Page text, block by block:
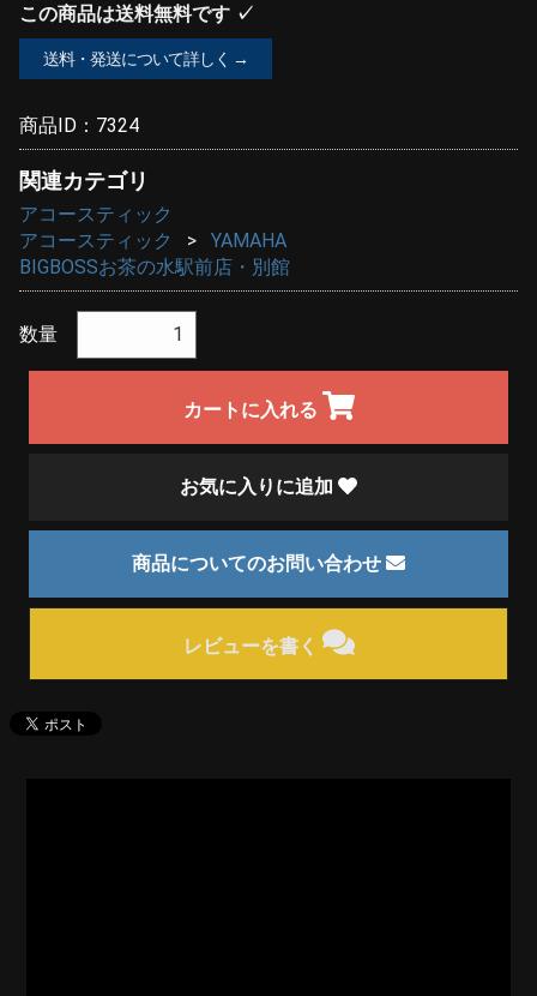
この商品は送料無料です ✓
送料・発送について詳しく →
商品ID： 7324
関連カテゴリ
アコースティック
アコースティック
YAMAHA
BIGBOSSお茶の水駅前店・別館
数量
カートに入れる
お気に入りに追加
商品についてのお問い合わせ
レビューを書く